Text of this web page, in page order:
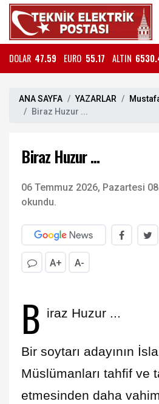
DOLAR 47.59 EURO 55.17 ALTIN
ANA SAYFA YAZARLAR
Biraz Huzur ...
Biraz Huzur ...
06 Temmuz 2026, Pazartesi
okundu.
A+ A-
B iraz Huzur ...
Bir soytarı adayının
Müslümanları tahfif ve
etmesinden daha